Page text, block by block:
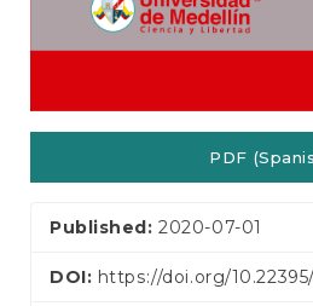
PDF
Published:2020-07-01
DOI: https://doi.org/10.22395/